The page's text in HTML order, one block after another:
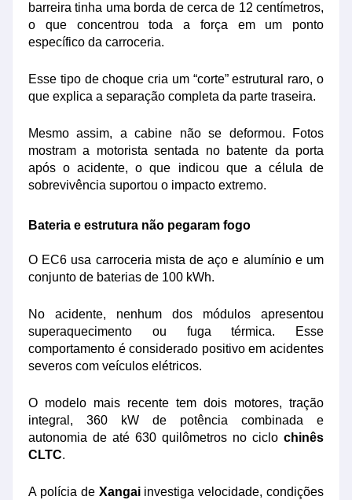
barreira tinha uma borda de cerca de 12 centímetros,
o que concentrou toda a força em um ponto
específico da carroceria.
Esse tipo de choque cria um “corte” estrutural raro, o
que explica a separação completa da parte traseira.
Mesmo assim, a cabine não se deformou. Fotos
mostram a motorista sentada no batente da porta
após o acidente, o que indicou que a célula de
sobrevivência suportou o impacto extremo.
Bateria e estrutura não pegaram fogo
O EC6 usa carroceria mista de aço e alumínio e um
conjunto de baterias de 100 kWh.
No acidente, nenhum dos módulos apresentou
superaquecimento ou fuga térmica. Esse
comportamento é considerado positivo em acidentes
severos com veículos elétricos.
O modelo mais recente tem dois motores, tração
integral, 360 kW de potência combinada e
autonomia de até 630 quilômetros no ciclo chinês
CLTC.
A polícia de Xangai investiga velocidade, condições